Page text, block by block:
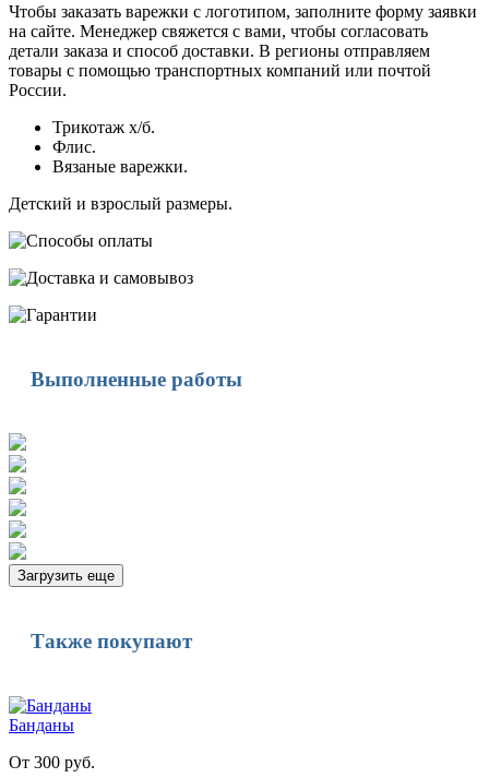
Чтобы заказать варежки с логотипом, заполните форму заявки
на сайте. Менеджер свяжется с вами, чтобы согласовать
детали заказа и способ доставки. В регионы отправляем
товары с помощью транспортных компаний или почтой
России.
Трикотаж х/б.
Флис.
Вязаные варежки.
Детский и взрослый размеры.
Выполненные работы
Загрузить еще
Также покупают
Банданы
От 300 руб.